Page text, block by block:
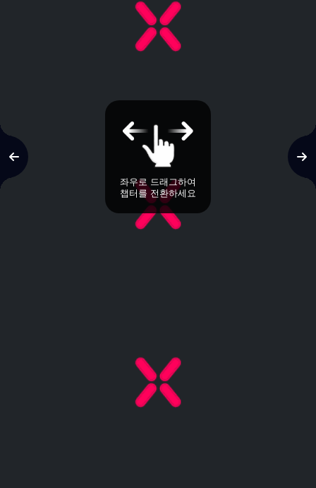
좌우로 드래그하여
챕터를 전환하세요